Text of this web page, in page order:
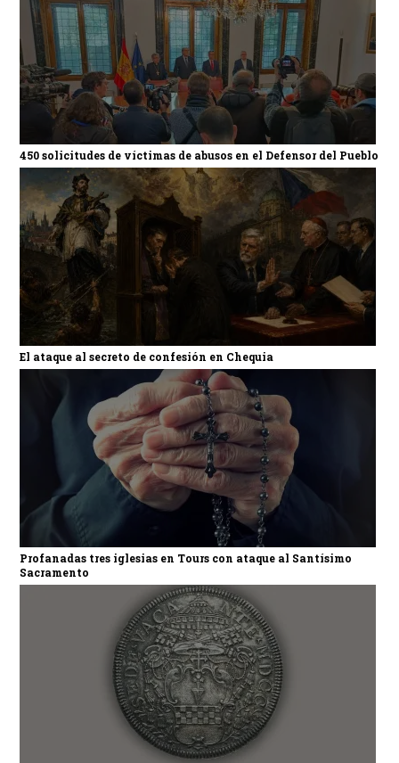
450 solicitudes de víctimas de abusos en el Defensor del Pueblo
El ataque al secreto de confesión en Chequia
Profanadas tres iglesias en Tours con ataque al Santísimo
Sacramento